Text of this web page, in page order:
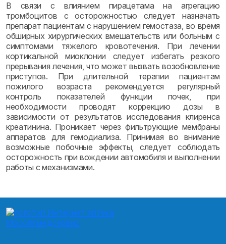
В связи с влиянием пирацетама на агрегацию
тромбоцитов с осторожностью следует назначать
препарат пациентам с нарушением гемостаза, во время
обширных хирургических вмешательств или больным с
симптомами тяжелого кровотечения. При лечении
кортикальной миоклонии следует избегать резкого
прерывания лечения, что может вызвать возобновление
приступов. При длительной терапии пациентам
пожилого возраста рекомендуется регулярный
контроль показателей функции почек, при
необходимости проводят коррекцию дозы в
зависимости от результатов исследования клиренса
креатинина. Проникает через фильтрующие мембраны
аппаратов для гемодиализа. Принимая во внимание
возможные побочные эффекты, следует соблюдать
осторожность при вождении автомобиля и выполнении
работы с механизмами.